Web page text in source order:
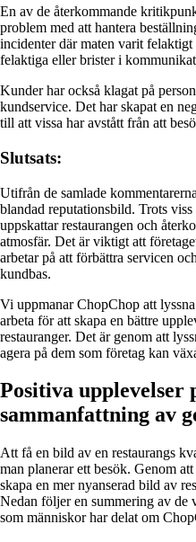
En av de återkommande
problem med att hantera
incidenter där maten varit
felaktiga eller brister i
Kunder har också klagat på
kundservice. Det har skapat en
till att vissa har avstått från att
Slutsats:
Utifrån de samlade
blandad reputationsbild. Trots
uppskattar restaurangen och
atmosfär. Det är viktigt att
arbetar på att förbättra servicen
kundbas.
Vi uppmanar ChopChop att
arbeta för att skapa en bättre
restauranger. Det är genom att
agera på dem som företag kan
Positiva upplevelser
sammanfattning av
Att få en bild av en restaurangs
man planerar ett besök. Genom
skapa en mer nyanserad bild av
Nedan följer en summering av de
som människor har delat om